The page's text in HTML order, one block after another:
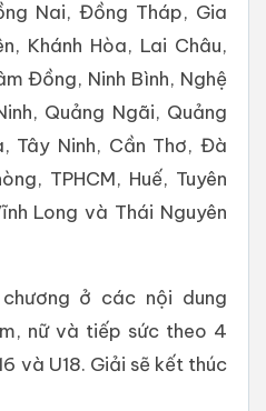
Nai, Đồng Tháp, Gia
Khánh Hòa, Lai Châu,
Đồng, Ninh Bình, Nghệ
Quảng Ngãi, Quảng
Tây Ninh, Cần Thơ, Đà
TPHCM, Huế, Tuyên
Long và Thái Nguyên
ở các nội dung
nữ và tiếp sức theo 4
và U18. Giải sẽ kết thúc